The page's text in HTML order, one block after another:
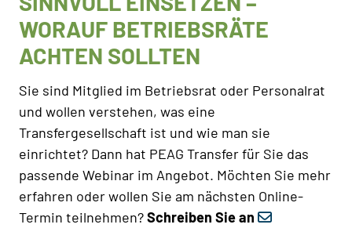
WORAUF BETRIEBSRÄTE
ACHTEN SOLLTEN
Sie sind Mitglied im Betriebsrat oder Personalrat
und wollen verstehen, was eine
Transfergesellschaft ist und wie man sie
einrichtet? Dann hat PEAG Transfer für Sie das
passende Webinar im Angebot. Möchten Sie mehr
erfahren oder wollen Sie am nächsten Online-
Termin teilnehmen?Schreiben Sie an